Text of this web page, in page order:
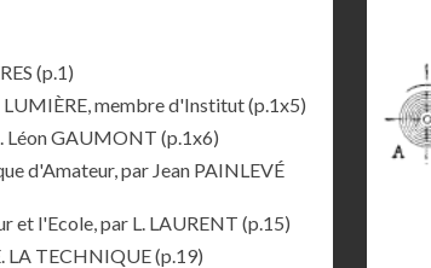
(p.1)
LUMIÈRE, membre d'Institut(p.1x5)
Léon GAUMONT (p.1x6)
d'Amateur, par Jean PAINLEVÉ
et l'Ecole, par L. LAURENT (p.15)
LA TECHNIQUE(p.19)